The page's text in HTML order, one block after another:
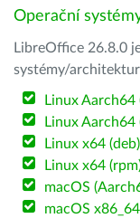
Operační
LibreOffice 26.8.0
systémy/
Linux Aarch64
Linux Aarch64
Linux x64 (deb)
Linux x64
macOS
macOS